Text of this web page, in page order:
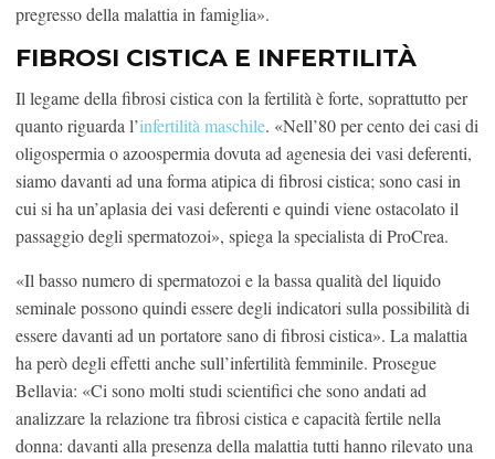
pregresso della malattia in famiglia».
FIBROSI CISTICA E INFERTILITÀ
Il legame della fibrosi cistica con la fertilità è forte, soprattutto per
quanto riguarda l’infertilità maschile. «Nell’80 per cento dei casi di
oligospermia o azoospermia dovuta ad agenesia dei vasi deferenti,
siamo davanti ad una forma atipica di fibrosi cistica; sono casi in
cui si ha un’aplasia dei vasi deferenti e quindi viene ostacolato il
passaggio degli spermatozoi», spiega la specialista di ProCrea.
«Il basso numero di spermatozoi e la bassa qualità del liquido
seminale possono quindi essere degli indicatori sulla possibilità di
essere davanti ad un portatore sano di fibrosi cistica». La malattia
ha però degli effetti anche sull’infertilità femminile. Prosegue
Bellavia: «Ci sono molti studi scientifici che sono andati ad
analizzare la relazione tra fibrosi cistica e capacità fertile nella
donna: davanti alla presenza della malattia tutti hanno rilevato una